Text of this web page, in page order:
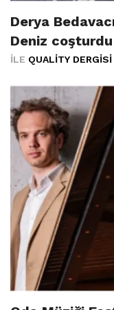
Derya
Deniz coşturdu
İLE QUALITY DERGISI